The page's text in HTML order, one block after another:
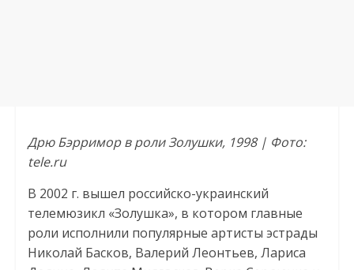
Дрю Бэрримор в роли Золушки, 1998 | Фото:
tele.ru
В 2002 г. вышел российско-украинский
телемюзикл «Золушка», в котором главные
роли исполнили популярные артисты эстрады
Николай Басков, Валерий Леонтьев, Лариса